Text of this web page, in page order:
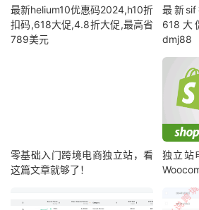
最新helium10优惠码2024,h10折
扣码,618大促,4.8折大促,最高省
789美元
最新
618大
dmj88
零基础入门跨境电商独立站，看
这篇文章就够了！
独立站